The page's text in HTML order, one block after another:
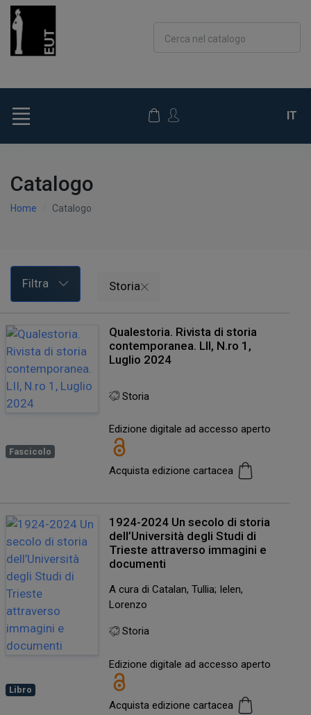
Cerca nel catalogo
IT
Catalogo
Home Catalogo
Filtra Storia
Fascicolo
Qualestoria. Rivista di storia
contemporanea. LII, N.ro 1,
Luglio 2024
Storia
Edizione digitale ad accesso aperto
Acquista edizione cartacea
Libro
1924-2024 Un secolo di storia
dell’Università degli Studi di
Trieste attraverso immagini e
documenti
A cura di Catalan, Tullia; Ielen,
Lorenzo
Storia
Edizione digitale ad accesso aperto
Acquista edizione cartacea